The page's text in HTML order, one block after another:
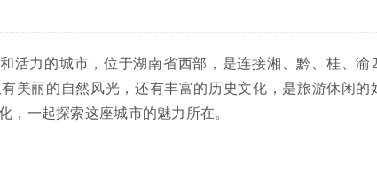
活力的城市，位于湖南省西部，是连接湘、黔、桂、渝
美丽的自然风光，还有丰富的历史文化，是旅游休闲的
一起探索这座城市的魅力所在。